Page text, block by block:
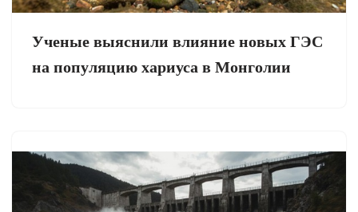
Ученые выяснили влияние новых ГЭС
на популяцию хариуса в Монголии